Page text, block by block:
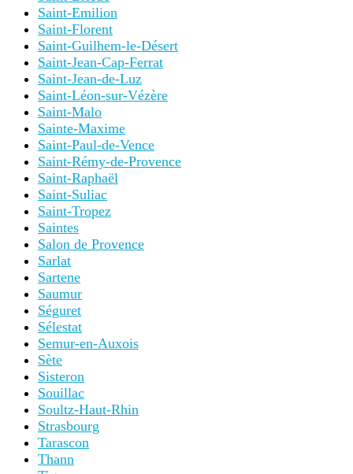
Saint-Emilion
Saint-Florent
Saint-Guilhem-le-Désert
Saint-Jean-Cap-Ferrat
Saint-Jean-de-Luz
Saint-Léon-sur-Vézère
Saint-Malo
Sainte-Maxime
Saint-Paul-de-Vence
Saint-Rémy-de-Provence
Saint-Raphaël
Saint-Suliac
Saint-Tropez
Saintes
Salon de Provence
Sarlat
Sartene
Saumur
Séguret
Sélestat
Semur-en-Auxois
Sète
Sisteron
Souillac
Soultz-Haut-Rhin
Strasbourg
Tarascon
Thann